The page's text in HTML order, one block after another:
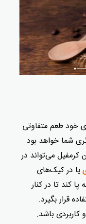
خود طعم متفاوتی
شما خواهد بود
کرمفیل می‌تواند در
یا در کیک‌های
پا کند تا در کنار
قرار بگیرد.
کاربردی باشد.